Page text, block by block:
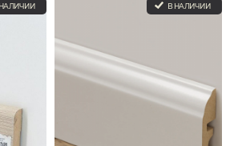
В НАЛИЧИИ